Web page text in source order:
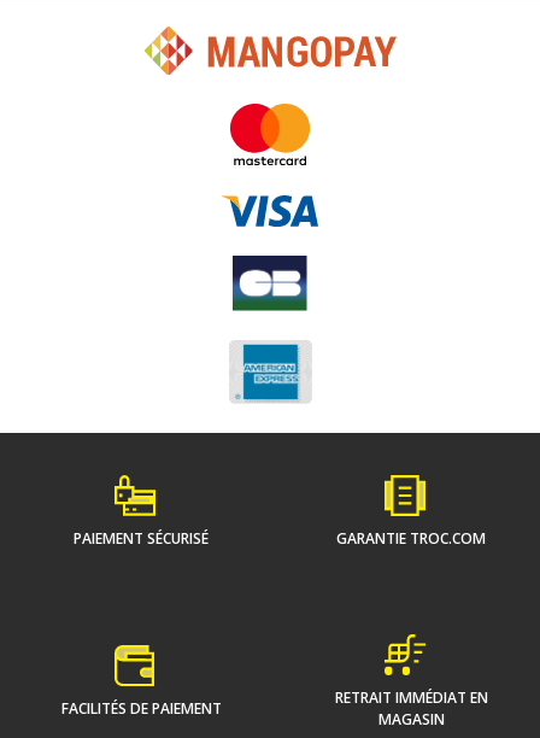
PAIEMENT SÉCURISÉ GARANTIE TROC.COM
FACILITÉS DE PAIEMENT
RETRAIT IMMÉDIAT EN
MAGASIN